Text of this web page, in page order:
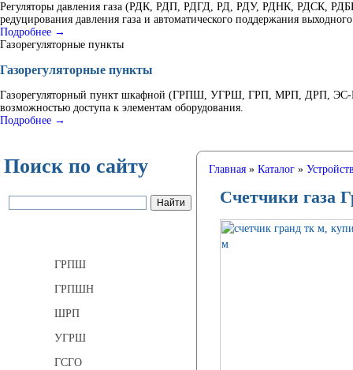
Регуляторы давления газа (РДК, РДП, РДГД, РД, РДУ, РДНК, РДСК,
редуцирования давления газа и автоматического поддержания
Подробнее →
Газорегуляторные пункты
Газорегуляторные пункты
Газорегуляторный пункт шкафной (ГРПШ, УГРШ, ГРП, МРП, ДРП, ЭС-
возможностью доступа к элементам оборудования.
Подробнее →
Поиск по сайту
ГРПШ
ГРПШН
ШРП
УГРШ
ГСГО
Главная» Каталог»
Счетчики газа